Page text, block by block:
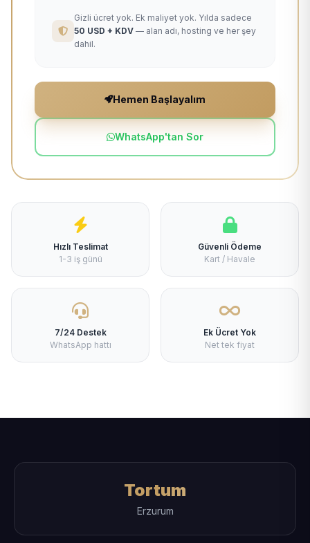
Gizli ücret yok. Ek maliyet yok. Yılda sadece
50 USD + KDV — alan adı, hosting ve her şey
dahil.
Hemen Başlayalım
WhatsApp'tan Sor
Hızlı Teslimat
1-3 iş günü
Güvenli Ödeme
Kart / Havale
7/24 Destek
WhatsApp hattı
Ek Ücret Yok
Net tek fiyat
Tortum
Erzurum